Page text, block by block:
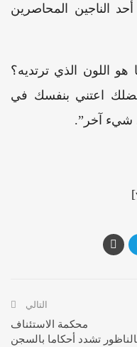
الناجين المحاصرين
اللون الذي ترتديه؟
اعتني بنفسك في
شيء آخر”.
التالي
محكمة الاستئناف
تشدد أحكاما بالسجن